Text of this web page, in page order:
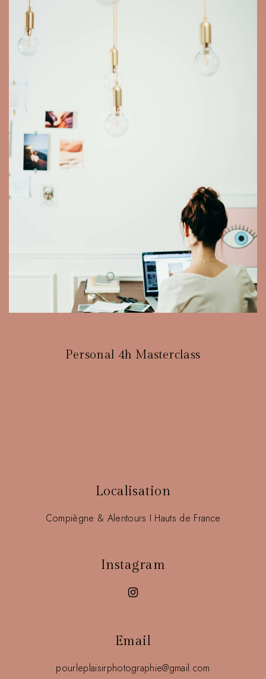
Personal 4h Masterclass
Localisation
Compiègne & Alentours I Hauts de France
Instagram
Email
pourleplaisirphotographie@gmail.com